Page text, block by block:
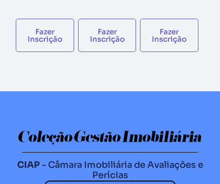
Fazer
Inscrição
Fazer
Inscrição
Fazer
Inscrição
CIAP- Câmara Imobiliária de Avaliações e
Perícias